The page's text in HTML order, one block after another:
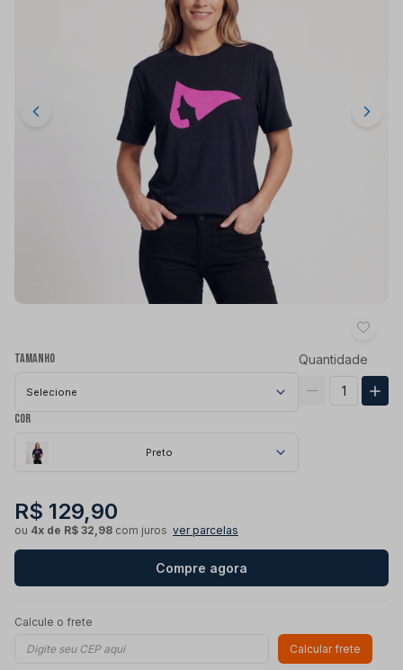
Tamanho
Selecione
Cor
Preto
Quantidade
R$ 129,90
ou 4x de R$ 32,98 com juros ver parcelas
Compre agora
Calcule o frete
Calcular frete